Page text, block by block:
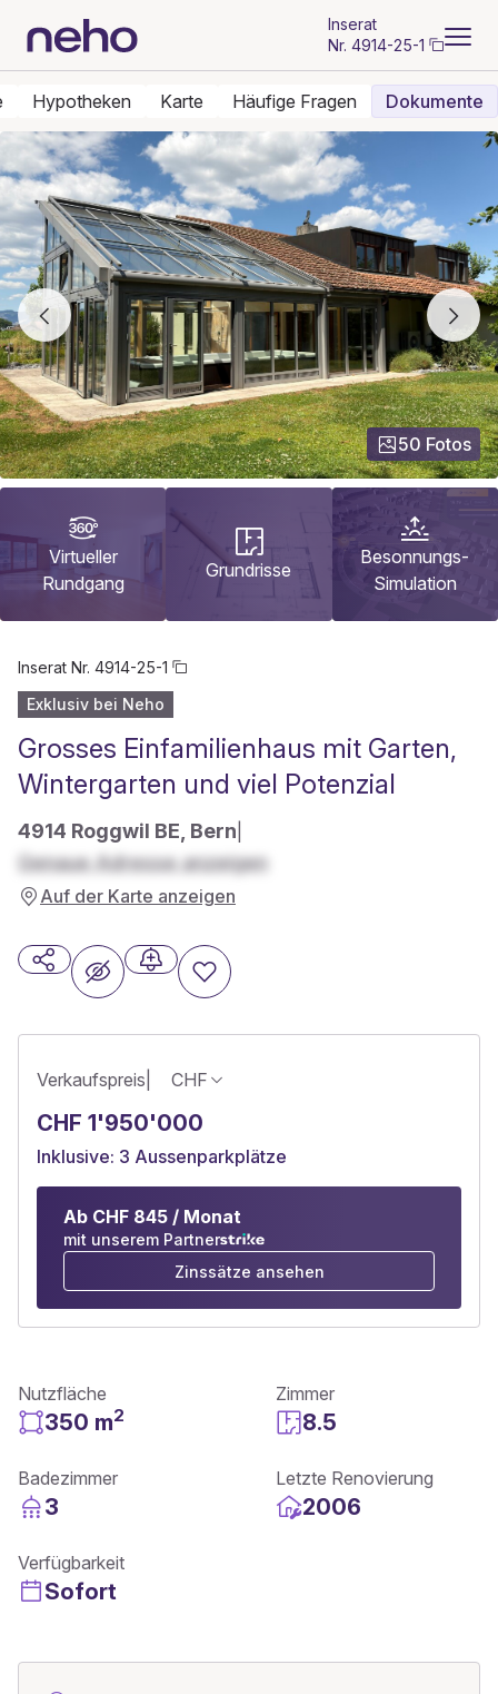
Inserat
Nr. 4914-25-1
Hypotheken Karte Häufige Fragen Dokumente
50 Fotos
Virtueller
Rundgang
Grundrisse
Besonnungs-
Simulation
Inserat Nr. 4914-25-1
Exklusiv bei Neho
Grosses Einfamilienhaus mit Garten,
Wintergarten und viel Potenzial
4914 Roggwil BE, Bern
Genaue Adresse anzeigen
Auf der Karte anzeigen
Verkaufspreis CHF
CHF 1'950'000
Inklusive: 3 Aussenparkplätze
Ab CHF 845 / Monat
mit unserem Partner
Zinssätze ansehen
Nutzfläche
350 m2
Zimmer
8.5
Badezimmer
3
Letzte Renovierung
2006
Verfügbarkeit
Sofort